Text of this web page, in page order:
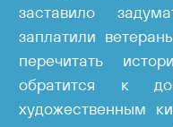
заставило
заплатили
перечитать
обратится к
художественным